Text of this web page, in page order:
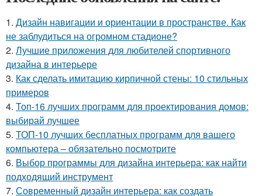
1. Дизайн навигации и ориентации в пространстве. Как
не заблудиться на огромном стадионе?
2. Лучшие приложения для любителей спортивного
дизайна в интерьере
3. Как сделать имитацию кирпичной стены: 10 стильных
примеров
4. Топ-16 лучших программ для проектирования домов:
выбирай лучшее
5. ТОП-10 лучших бесплатных программ для вашего
компьютера – обязательно посмотрите
6. Выбор программы для дизайна интерьера: как найти
подходящий инструмент
7. Современный дизайн интерьера: как создать